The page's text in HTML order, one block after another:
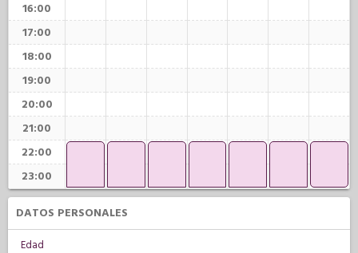
16:00
17:00
18:00
19:00
20:00
21:00
22:00
23:00
DATOS PERSONALES
Edad